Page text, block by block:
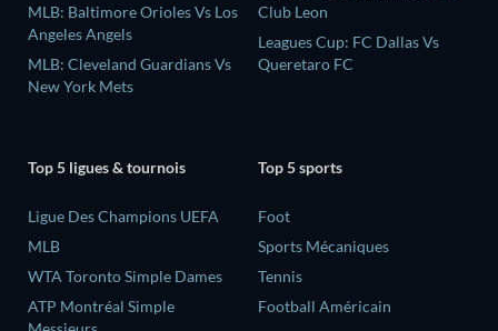
MLB: Baltimore Orioles Vs Los
Angeles Angels
MLB: Cleveland Guardians Vs
New York Mets
Club Leon
Leagues Cup: FC Dallas Vs
Queretaro FC
Top 5 ligues & tournois
Ligue Des Champions UEFA
MLB
WTA Toronto Simple Dames
ATP Montréal Simple
Top 5 sports
Foot
Sports Mécaniques
Tennis
Football Américain